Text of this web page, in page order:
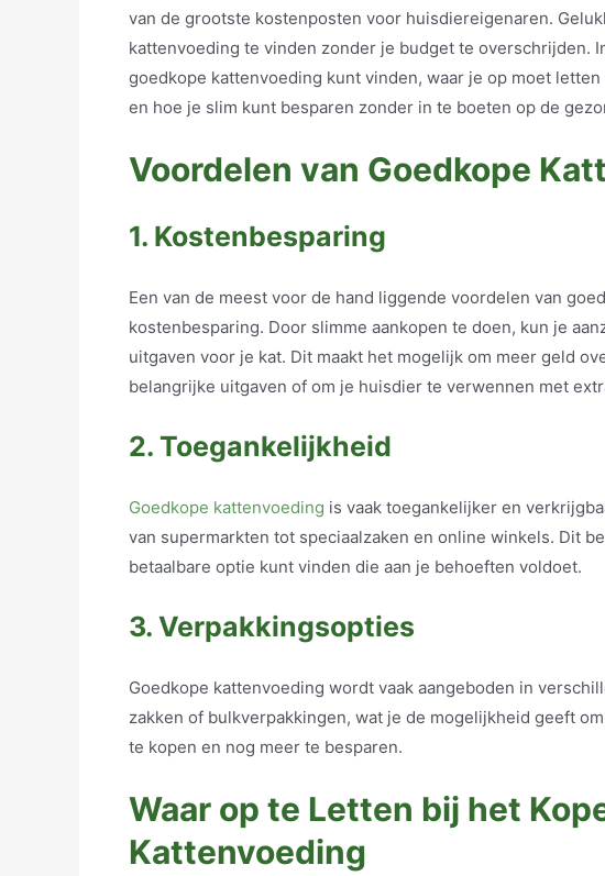
van de grootste kostenposten voor huisdiereigenaren.
kattenvoeding te vinden zonder je budget te overschrijden.
goedkope kattenvoeding kunt vinden, waar je op moet
en hoe je slim kunt besparen zonder in te boeten op de
Voordelen van Goedkope
1. Kostenbesparing
Een van de meest voor de hand liggende voordelen van
kostenbesparing. Door slimme aankopen te doen, kun je
uitgaven voor je kat. Dit maakt het mogelijk om meer geld
belangrijke uitgaven of om je huisdier te verwennen met
2. Toegankelijkheid
Goedkope kattenvoeding is vaak toegankelijker en
van supermarkten tot speciaalzaken en online winkels. Dit
betaalbare optie kunt vinden die aan je behoeften voldoet.
3. Verpakkingsopties
Goedkope kattenvoeding wordt vaak aangeboden in
zakken of bulkverpakkingen, wat je de mogelijkheid geeft
te kopen en nog meer te besparen.
Waar op te Letten bij het
Kattenvoeding